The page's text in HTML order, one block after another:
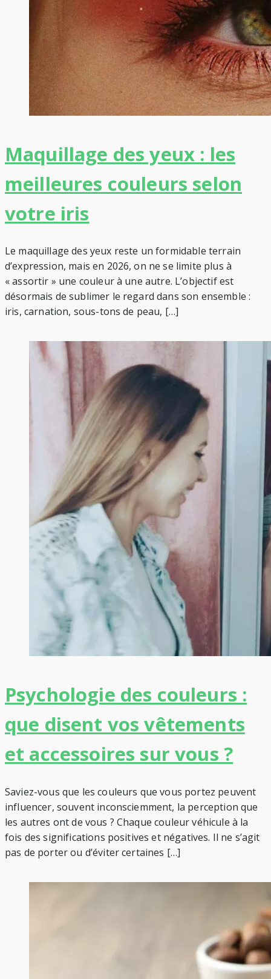
Maquillage des yeux : les
meilleures couleurs selon
votre iris
Le maquillage des yeux reste un formidable terrain
d’expression, mais en 2026, on ne se limite plus à
« assortir » une couleur à une autre. L’objectif est
désormais de sublimer le regard dans son ensemble :
iris, carnation, sous-tons de peau, […]
Psychologie des couleurs :
que disent vos vêtements
et accessoires sur vous ?
Saviez-vous que les couleurs que vous portez peuvent
influencer, souvent inconsciemment, la perception que
les autres ont de vous ? Chaque couleur véhicule à la
fois des significations positives et négatives. Il ne s’agit
pas de porter ou d’éviter certaines […]